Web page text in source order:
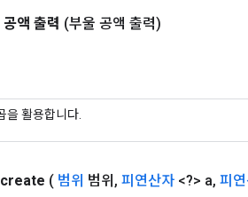
공액 출력 (부울 공액 출력)
을 활용합니다.
create ( 범위 범위 , 피연산자 <?> a, 피